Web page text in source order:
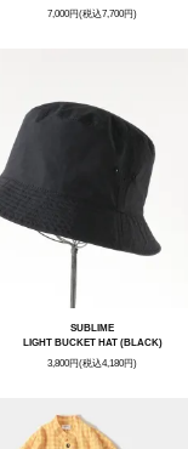
7,000円(税込7,700円)
SUBLIME
LIGHT BUCKET HAT (BLACK)
3,800円(税込4,180円)